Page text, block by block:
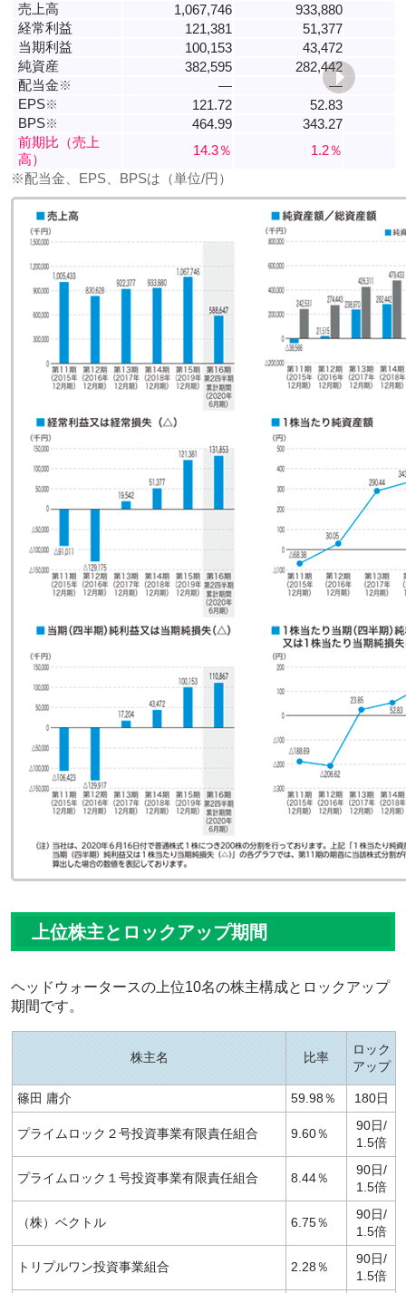
売上高 1,067,746
933,880
経常利益
121,381
51,377
当期利益
100,153
43,472
純資産
382,595
282,442
配当金※ ―
―
EPS※ 121.72 52.83
BPS※ 464.99 343.27
前期比（売上
高）
14.3％
1.2％
※配当金、EPS、BPSは（単位/円）
上位株主とロックアップ期間
ヘッドウォータースの上位10名の株主構成とロックアップ
期間です。
株主名 比率
ロック
アップ
篠田 庸介 59.98％ 180日
プライムロック２号投資事業有限責任組合 9.60％
90日/
1.5倍
プライムロック１号投資事業有限責任組合 8.44％
90日/
1.5倍
（株）ベクトル 6.75％
90日/
1.5倍
トリプルワン投資事業組合 2.28％
90日/
1.5倍